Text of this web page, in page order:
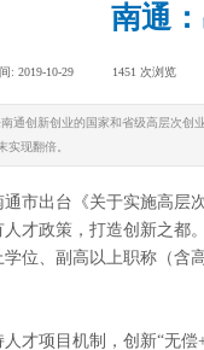
南通
: 2019-10-29 1451 次浏览
通创新创业的国家和省级高层次
实现翻倍。
出台《关于实施高层次
才政策，打造创新之都
位、副高以上职称（含
项目机制，创新“无偿+